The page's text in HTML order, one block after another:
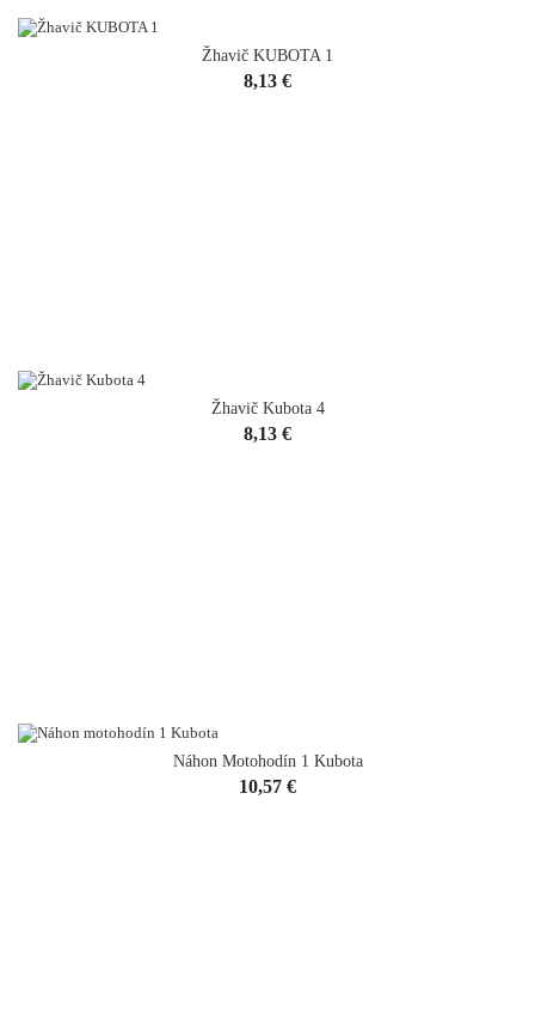
Žhavič KUBOTA 1
Cena
8,13 €
Žhavič Kubota 4
Cena
8,13 €
Náhon Motohodín 1 Kubota
Cena
10,57 €